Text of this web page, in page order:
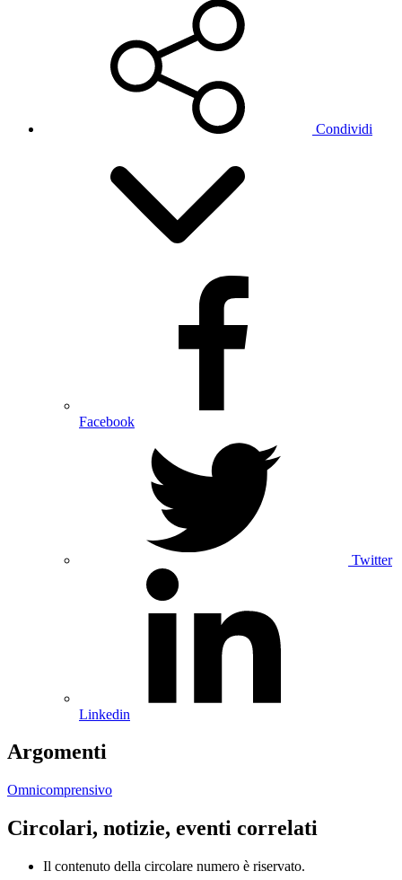
Condividi
Facebook
Twitter
Linkedin
Argomenti
Omnicomprensivo
Circolari, notizie, eventi correlati
Il contenuto della circolare numero è riservato.